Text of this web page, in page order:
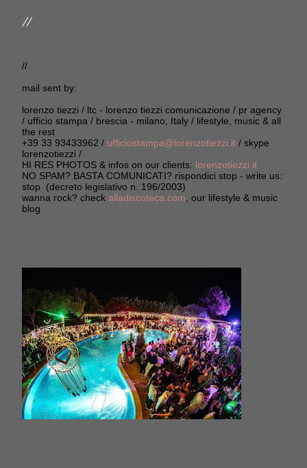
//
//
mail sent by:
lorenzo tiezzi / ltc - lorenzo tiezzi comunicazione / pr agency
/ ufficio stampa / brescia - milano, Italy / lifestyle, music & all
the rest
+39 33 93433962 / ufficiostampa@lorenzotiezzi.it / skype
lorenzotiezzi /
HI RES PHOTOS & infos on our clients: lorenzotiezzi.it
NO SPAM? BASTA COMUNICATI? rispondici stop - write us:
stop (decreto legislativo n. 196/2003)
wanna rock? check alladiscoteca.com , our lifestyle & music
blog